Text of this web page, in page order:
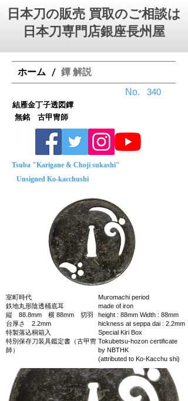
日本刀の販売 買取のご相談は
日本刀専門店銀座⻑州屋
ホーム / 鐔 解説
No.
無銘 古甲冑師
Tsuba "Karigane & Choji sukashi"
Unsigned Ko-kacchushi
室町時代
鉄地丸形陰透桶底耳
縦 88.8mm 横 88mm 切羽
台厚さ 2.2mm
特製落込桐箱入
特別保存刀装具鑑定書（古甲冑
師）
Muromachi period
made of iron
height : 88mm Width : 88mm
hickness at seppa dai : 2.2mm
Special Kiri Box
Tokubetsu-hozon certificate
by NBTHK
(attributed to Ko-Kacchu shi)
結雁金丁子透図鐔
340